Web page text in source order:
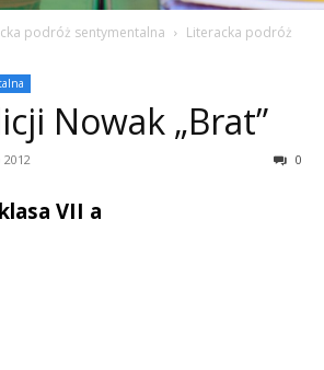
podróż sentymentalna
Literacka podróż
Nowak „Brat”
0
VII a